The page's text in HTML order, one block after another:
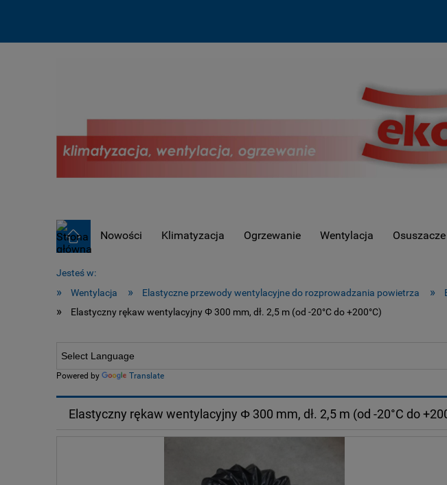
Nowości Klimatyzacja Ogrzewanie Wentylacja
Jesteś w:
» Wentylacja » Elastyczne przewody wentylacyjne do rozprowadzania powietrza »
» Elastyczny rękaw wentylacyjny Φ 300 mm, dł. 2,5 m (od -20°C do +200°C)
Powered by Translate
Elastyczny rękaw wentylacyjny Φ 300 mm, dł. 2,5 m (od -20°C do